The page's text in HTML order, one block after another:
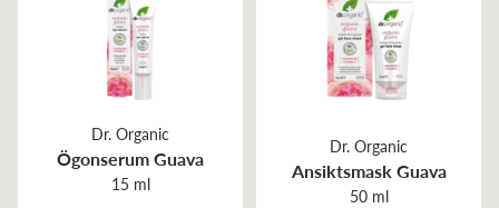
Dr. Organic
Ögonserum Guava
15 ml
Dr. Organic
Ansiktsmask Guava
50 ml